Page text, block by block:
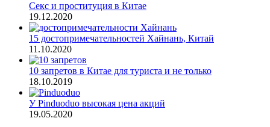
Секс и проституция в Китае
19.12.2020
15 достопримечательностей Хайнань, Китай
11.10.2020
10 запретов в Китае для туриста и не только
18.10.2019
У Pinduoduo высокая цена акций
19.05.2020